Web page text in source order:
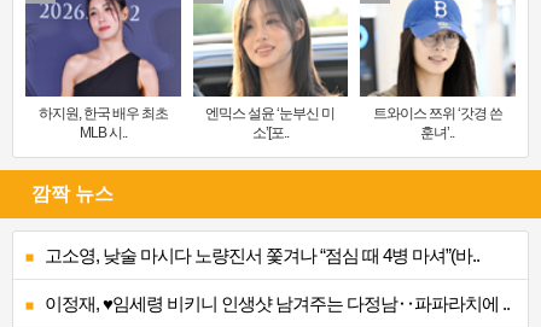
하지원, 한국 배우 최초
MLB 시..
엔믹스 설윤 ‘눈부신 미
소’[포..
트와이스 쯔위 ‘갓경 쓴
훈녀’..
깜짝 뉴스
고소영, 낮술 마시다 노량진서 쫓겨나 “점심 때 4병 마셔”(바..
이정재, ♥임세령 비키니 인생샷 남겨주는 다정남‥파파라치에 ..